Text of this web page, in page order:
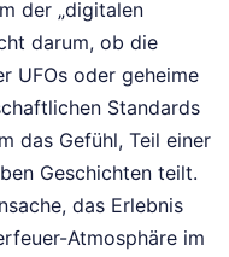
der „digitalen
darum, ob die
UFOs oder geheime
Standards
das Gefühl, Teil einer
Geschichten teilt.
das Erlebnis
Atmosphäre im